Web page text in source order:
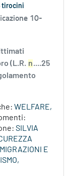
tirocini
10-
(L.R. n....25
WELFARE,
SILVIA
E